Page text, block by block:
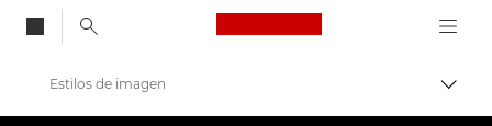
Canon Logo, back
Estilos de imagen